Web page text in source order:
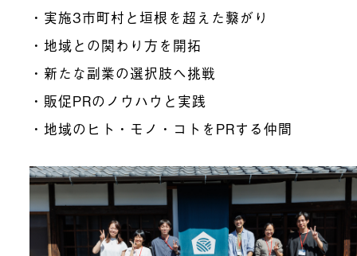
・実施3市町村と垣根を超えた繋がり
・地域との関わり方を開拓
・新たな副業の選択肢へ挑戦
・販促PRのノウハウと実践
・地域のヒト・モノ・コトをPRする仲間